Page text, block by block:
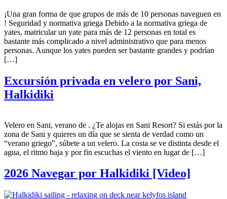
¡Una gran forma de que grupos de más de 10 personas naveguen en
! Seguridad y normativa griega Debido a la normativa griega de
yates, matricular un yate para más de 12 personas en total es
bastante más complicado a nivel administrativo que para menos
personas. Aunque los yates pueden ser bastante grandes y podrían
[…]
Excursión privada en velero por Sani,
Halkidiki
Velero en Sani, verano de . ¿Te alojas en Sani Resort? Si estás por la
zona de Sani y quieres un día que se sienta de verdad como un
“verano griego”, súbete a un velero. La costa se ve distinta desde el
agua, el ritmo baja y por fin escuchas el viento en lugar de […]
2026 Navegar por Halkidiki [Video]